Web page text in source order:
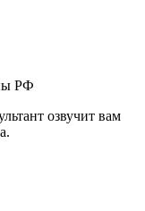
РФ
озвучит вам